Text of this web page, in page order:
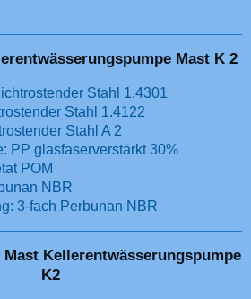
Mast K 2
Stahl 1.4301
Stahl 1.4122
Stahl A 2
PP glasfaserverstärkt 30%
POM
NBR
3-fach Perbunan NBR
Kellerentwässerungspumpe
K2